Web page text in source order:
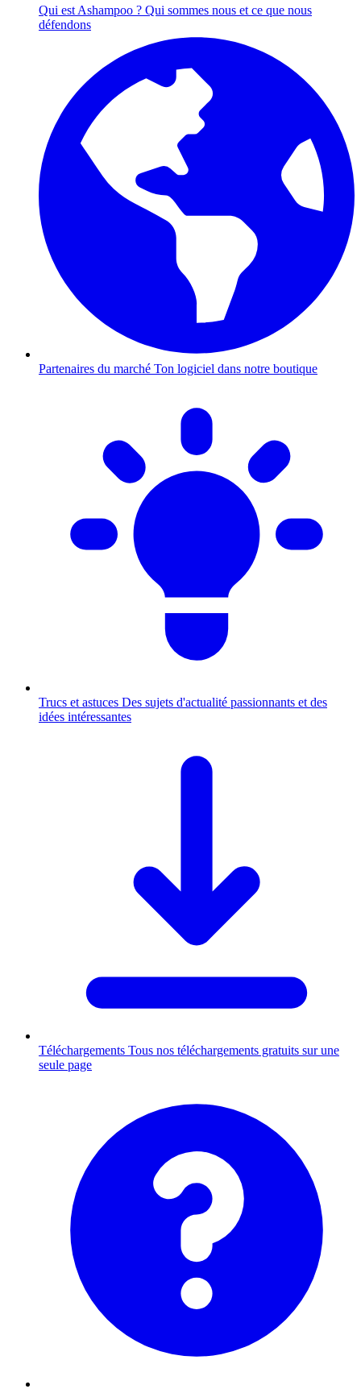
Qui est Ashampoo ? Qui sommes nous et ce que nous
défendons
Partenaires du marché Ton logiciel dans notre boutique
Trucs et astuces Des sujets d'actualité passionnants et des
idées intéressantes
Téléchargements Tous nos téléchargements gratuits sur une
seule page